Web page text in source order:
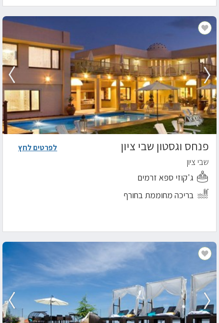
פנחס וגסטון שבי ציון
שבי ציון
ג'קוזי ספא זרמים
בריכה מחוממת בחורף
לפרטים לחץ